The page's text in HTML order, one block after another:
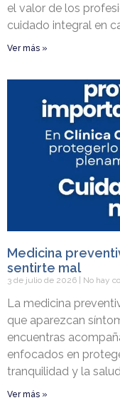
el valor de los
cuidado integral en
Ver más »
Medicina
sentirte mal
3 de julio de 2026 No hay
La medicina
que aparezcan
encuentras
enfocados en
tranquilidad y la
Ver más »